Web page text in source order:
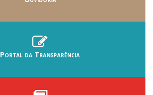
Portal da Transparência